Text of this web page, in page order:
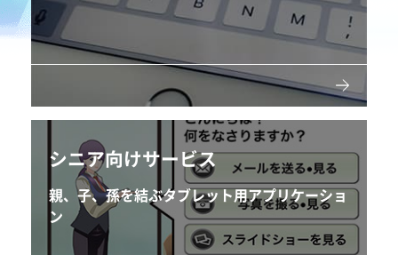
シニア向けサービス
親、子、孫を結ぶタブレット用アプリケーショ
ン